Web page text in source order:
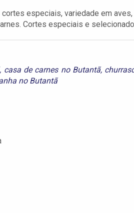
especiais, variedade em
Cortes especiais e
, casa de carnes no Butantã,
no Butantã